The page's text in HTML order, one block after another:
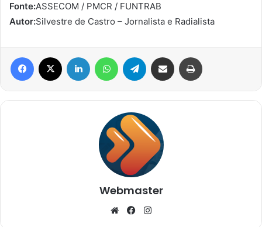
Fonte:ASSECOM / PMCR / FUNTRAB
Autor:Silvestre de Castro – Jornalista e Radialista
Facebook Linkedin WhatsAppTelegram Compartilhar via e-mail
Webmaster
WebsiteFacebook